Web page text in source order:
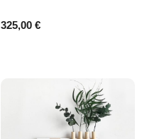
325,00 €